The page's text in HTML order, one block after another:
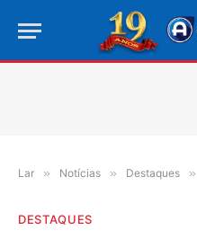
Lar » Notícias » Destaques »
DESTAQUES